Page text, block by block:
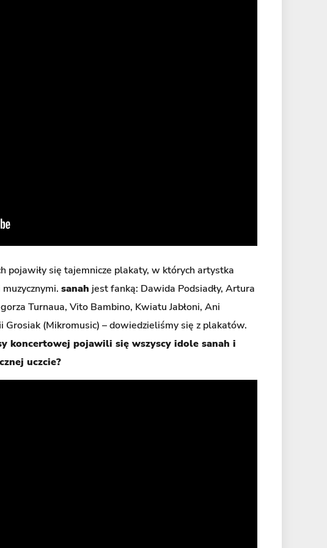
pojawiły się tajemnicze plakaty, w których artystka
sanah jest fanką: Dawida Podsiadły, Artura
Turnaua, Vito Bambino, Kwiatu Jabłoni, Ani
(Mikromusic) – dowiedzieliśmy się z plakatów.
koncertowej pojawili się wszyscy idole sanah i
uczcie?